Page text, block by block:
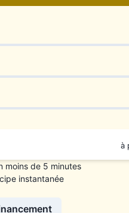
le numéro”. Pour
à
moins de 5 minutes
instantanée